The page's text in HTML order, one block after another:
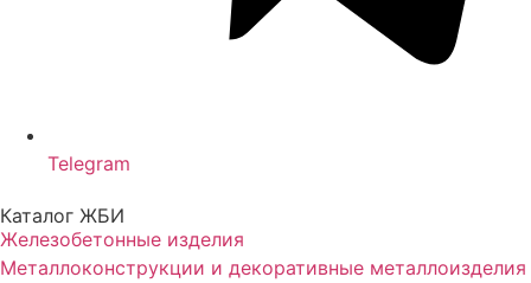
Telegram
Каталог ЖБИ
Железобетонные изделия
Металлоконструкции и декоративные металлоизделия